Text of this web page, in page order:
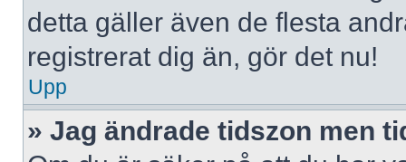
detta gäller även de flesta
registrerat dig än, gör det nu!
Upp
» Jag ändrade tidszon men